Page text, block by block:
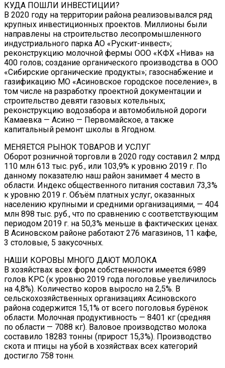
КУДА ПОШЛИ ИНВЕСТИЦИИ?
В 2020 году на территории района реализовывался ряд
крупных инвестиционных проектов. Миллионы были
направлены на строительство лесопромышленного
индустриального парка АО «Рускит-инвест»;
реконструкцию молочной фермы ООО «КФХ «Нива» на
400 голов; создание органического производства в ООО
«Сибирские органические продукты»; газоснабжение и
газификацию МО «Асиновское городское поселение», в
том числе на разработку проектной документации и
строительство девяти газовых котельных;
реконструкцию водозабора и автомобильной дороги
Камаевка — Асино — Первомайское, а также
капитальный ремонт школы в Ягодном.
МЕНЯЕТСЯ РЫНОК ТОВАРОВ И УСЛУГ
Оборот розничной торговли в 2020 году составил 2 млрд
110 млн 613 тыс. руб., или 103,9% к уровню 2019 г. По
данному показателю наш район занимает 4 место в
области. Индекс общественного питания составил 73,3%
к уровню 2019 г. Объём платных услуг, оказанных
населению крупными и средними организациями, — 404
млн 898 тыс. руб., что по сравнению с соответствующим
периодом 2019 г. на 50,3% меньше в фактических ценах.
В Асиновском районе работают 276 магазинов, 11 кафе,
3 столовые, 5 закусочных.
НАШИ КОРОВЫ МНОГО ДАЮТ МОЛОКА
В хозяйствах всех форм собственности имеется 6989
голов КРС (к уровню 2019 года поголовье увеличилось
на 4,8%). Количество коров выросло на 2,5%. В
сельскохозяйственных организациях Асиновского
района содержится 15,1% от всего поголовья бурёнок
области. Молочная продуктивность — 8401 кг (средняя
по области — 7088 кг). Валовое производство молока
составило 18283 тонны (прирост 15,3%). Производство
скота и птицы на убой в хозяйствах всех категорий
достигло 758 тонн.